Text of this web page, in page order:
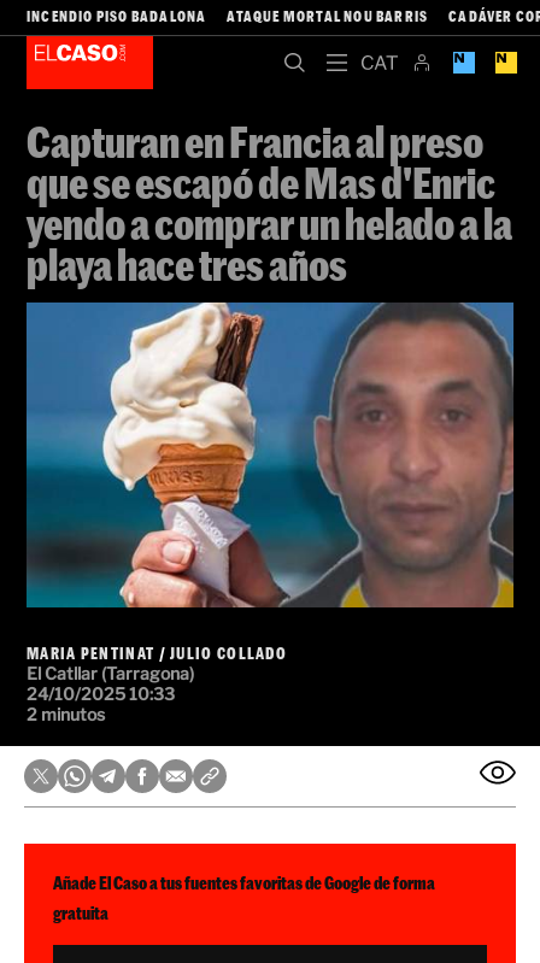
INCENDIO PISO BADALONA ATAQUE MORTAL NOU BARRIS CADÁVER
Capturan en Francia al preso
que se escapó de Mas d'Enric
yendo a comprar un helado a la
playa hace tres años
MARIA PENTINAT /JULIO COLLADO
El Catllar (Tarragona)
24/10/2025 10:33
2 minutos
Añade El Caso a tus fuentes favoritas de Google de forma
gratuita